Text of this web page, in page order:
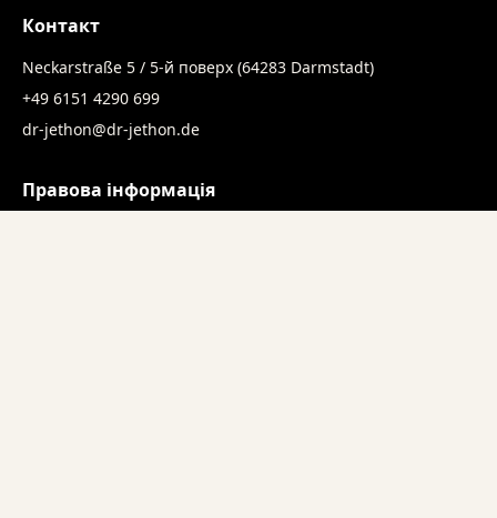
Контакт
Neckarstraße 5 / 5-й поверх (64283 Darmstadt)
+49 6151 4290 699
dr-jethon@dr-jethon.de
Правова інформація